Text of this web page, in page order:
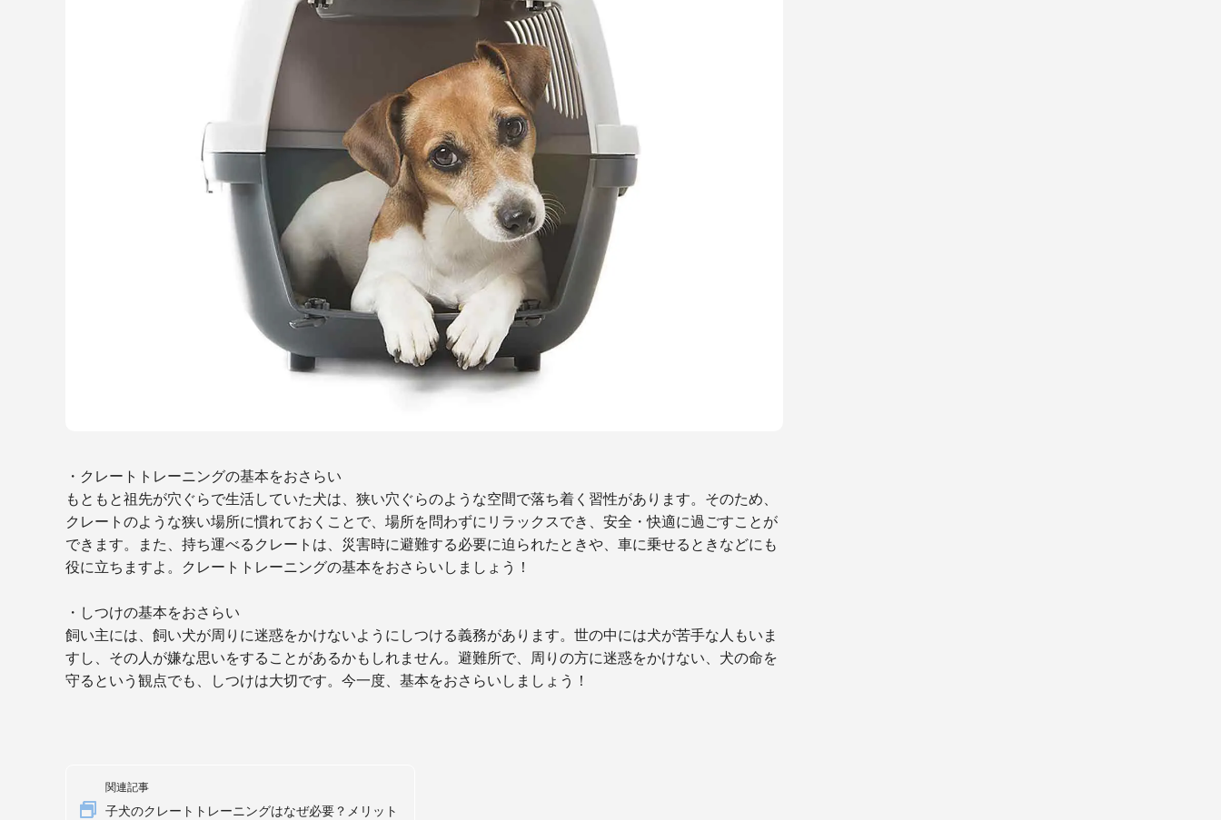
・クレートトレーニングの基本をおさらい
もともと祖先が穴ぐらで生活していた犬は、狭い穴ぐらのような空間で落ち着く習性があります。そのため、
クレートのような狭い場所に慣れておくことで、場所を問わずにリラックスでき、安全・快適に過ごすことが
できます。また、持ち運べるクレートは、災害時に避難する必要に迫られたときや、車に乗せるときなどにも
役に立ちますよ。クレートトレーニングの基本をおさらいしましょう！
・しつけの基本をおさらい
飼い主には、飼い犬が周りに迷惑をかけないようにしつける義務があります。世の中には犬が苦手な人もいま
すし、その人が嫌な思いをすることがあるかもしれません。避難所で、周りの方に迷惑をかけない、犬の命を
守るという観点でも、しつけは大切です。今一度、基本をおさらいしましょう！
関連記事
子犬のクレートトレーニングはなぜ必要？メリット